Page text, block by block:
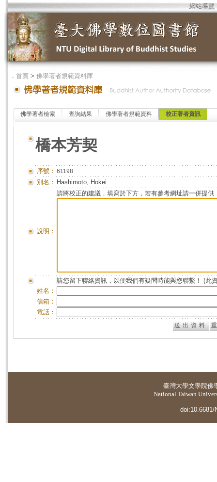
網站導覽
． 首頁 > 佛學著者規範資料庫
佛學著者檢索 查詢結果 佛學著者規範資料 校正著者資訊
橋本芳契
序號： 61198
別名： Hashimoto, Hokei
說明：
請將校正的建議，填寫於下方，若有參考網址請一併提供
請您留下聯絡資訊，以便我們有疑問時能與您聯繫！ (此
姓名：
信箱：
電話：
臺灣大學文學院佛
National Taiwan
doi:10.6681/